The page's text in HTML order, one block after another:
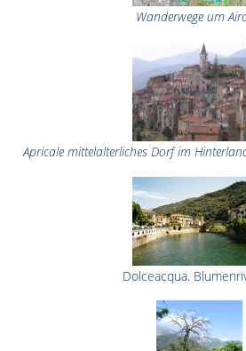
Wanderwege um
Apricale mittelalterliches Dorf im
Dolceacqua.